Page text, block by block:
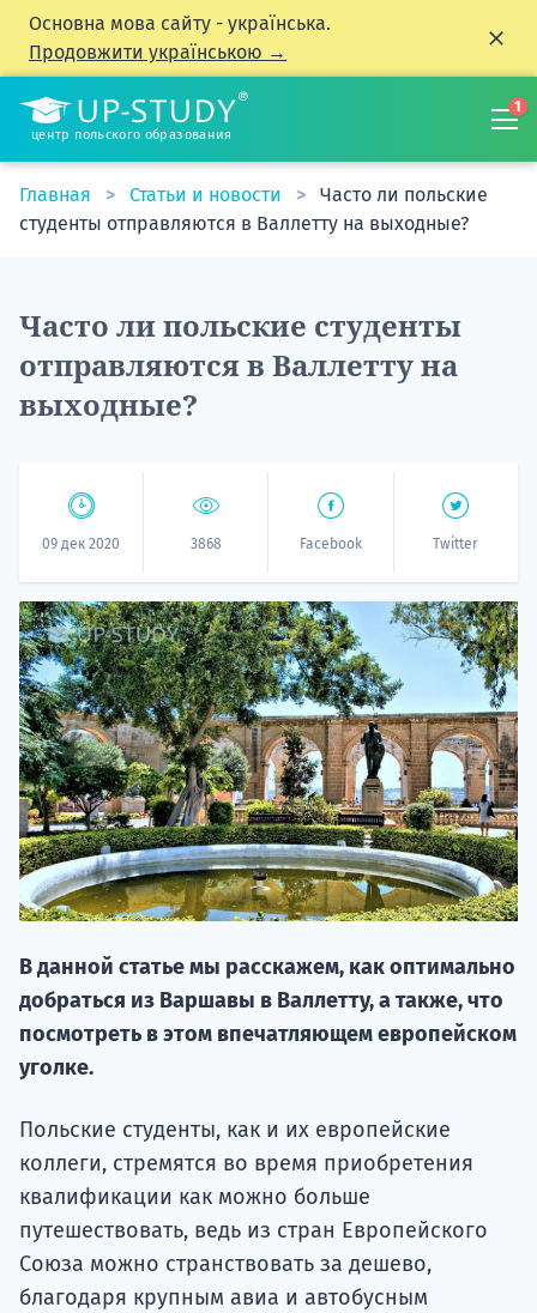
Основна мова сайту - українська.
Продовжити українською →
центр польского образования
1
Главная Статьи и новости
Часто ли польские
студенты отправляются в Валлетту на выходные?
Часто ли польские студенты
отправляются в Валлетту на
выходные?
09 дек 2020 3868 Facebook Twitter
В данной статье мы расскажем, как оптимально
добраться из Варшавы в Валлетту, а также, что
посмотреть в этом впечатляющем европейском
уголке.
Польские студенты, как и их европейские
коллеги, стремятся во время приобретения
квалификации как можно больше
путешествовать, ведь из стран Европейского
Союза можно странствовать за дешево,
благодаря крупным авиа и автобусным
20.09